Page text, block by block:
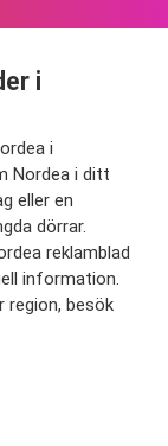
i
i
Nordea i ditt
eller en
dörrar.
reklamblad
information.
region, besök